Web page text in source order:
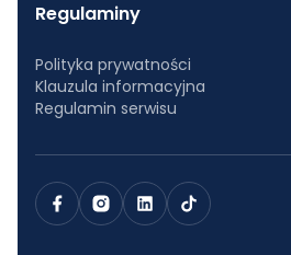
Regulaminy
Polityka prywatności
Klauzula informacyjna
Regulamin serwisu